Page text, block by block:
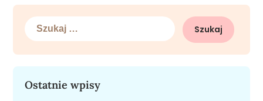
Szukaj:
Ostatnie wpisy